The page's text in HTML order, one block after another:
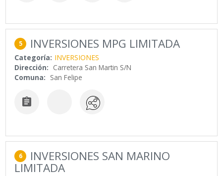
5 INVERSIONES MPG LIMITADA
Categoría: INVERSIONES
Dirección: Carretera San Martin S/N
Comuna: San Felipe

6 INVERSIONES SAN MARINO
LIMITADA